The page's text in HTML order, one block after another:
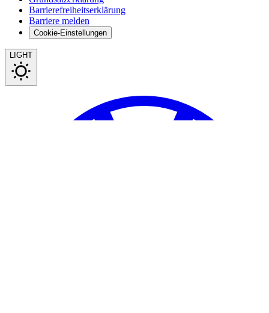
Barrierefreiheitserklärung
Barriere melden
Cookie-Einstellungen
LIGHT